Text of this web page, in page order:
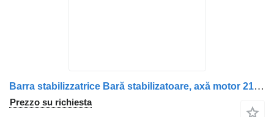
Barra stabilizzatrice Bară stabilizatoare, axă motor 21350544 per camion Volvo – Cod
Prezzo su richiesta